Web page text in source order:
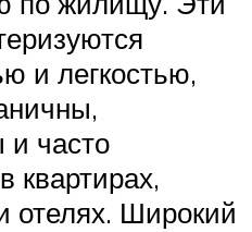
и легкостью,
и часто
квартирах,
отелях. Широкий